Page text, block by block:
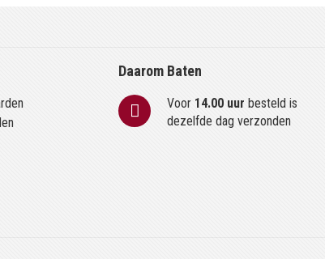
Daarom Baten
Voor 14.00 uur besteld is
dezelfde dag verzonden